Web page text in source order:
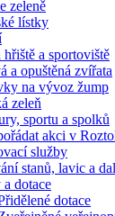
zeleně
lístky
hřiště a sportoviště
a opuštěná zvířata
na vývoz žump
zeleň
sportu a spolků
akci v
služby
stanů, lavic a
dotace
dotace